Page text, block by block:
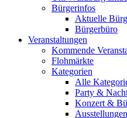
Bürgerinfos
Aktuelle
Bürgerbüro
Veranstaltungen
Kommende
Flohmärkte
Kategorien
Alle
Party &
Konzert &
Ausstellungen